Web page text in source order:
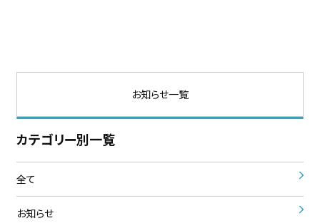
お知らせ一覧
カテゴリー別一覧
全て
お知らせ